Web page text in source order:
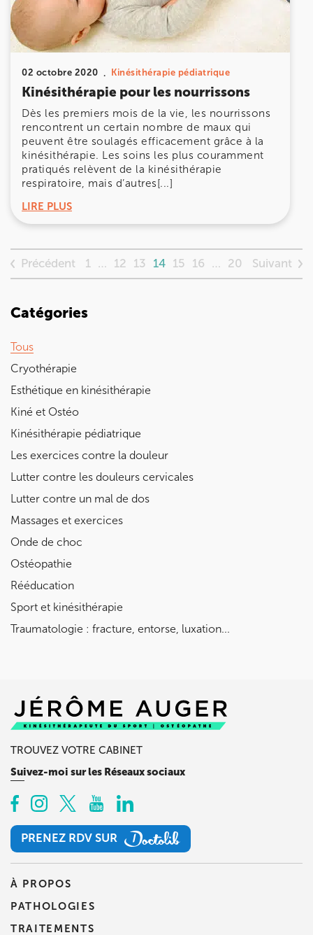
02 octobre 2020 Kinésithérapie pédiatrique
Kinésithérapie pour les nourrissons
Dès les premiers mois de la vie, les nourrissons
rencontrent un certain nombre de maux qui
peuvent être soulagés efficacement grâce à la
kinésithérapie. Les soins les plus couramment
pratiqués relèvent de la kinésithérapie
respiratoire, mais d’autres[...]
LIRE PLUS
Précédent 1 … 12 13 14 15 16 … 20 Suivant
Catégories
Tous
Cryothérapie
Esthétique en kinésithérapie
Kiné et Ostéo
Kinésithérapie pédiatrique
Les exercices contre la douleur
Lutter contre les douleurs cervicales
Lutter contre un mal de dos
Massages et exercices
Onde de choc
Ostéopathie
Rééducation
Sport et kinésithérapie
Traumatologie : fracture, entorse, luxation...
TROUVEZ VOTRE CABINET
Suivez-moi sur les Réseaux sociaux
PRENEZ RDV SUR
PRENEZ RDV SUR
À PROPOS
PATHOLOGIES
TRAITEMENTS